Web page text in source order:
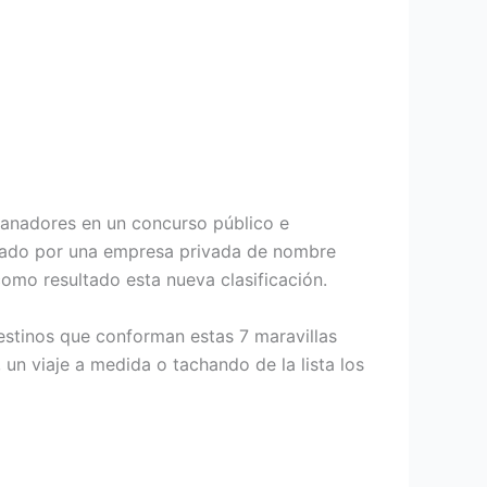
en un concurso público e
por una empresa privada de nombre
resultado esta nueva clasificación.
que conforman estas 7 maravillas
viaje a medida o tachando de la lista los